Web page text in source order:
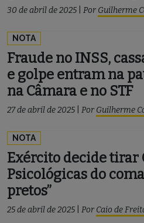
30 de abril de 2025 Por Guilherme
NOTA
Fraude no INSS,
e golpe entram na
na Câmara e no STF
27 de abril de 2025 Por Guilherme
NOTA
Exército decide tirar
Psicológicas do
pretos”
25 de abril de 2025 Por Caio de